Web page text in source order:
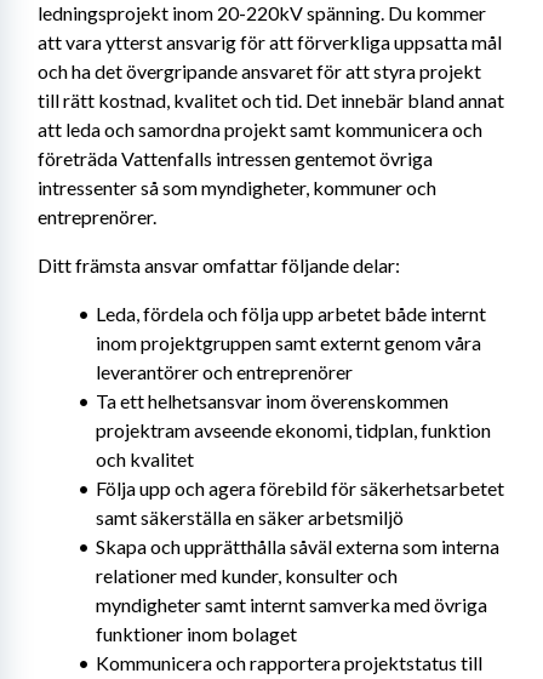
ledningsprojekt inom 20-220kV spänning. Du kommer
att vara ytterst ansvarig för att förverkliga uppsatta mål
och ha det övergripande ansvaret för att styra projekt
till rätt kostnad, kvalitet och tid. Det innebär bland annat
att leda och samordna projekt samt kommunicera och
företräda Vattenfalls intressen gentemot övriga
intressenter så som myndigheter, kommuner och
entreprenörer.
Ditt främsta ansvar omfattar följande delar:
Leda, fördela och följa upp arbetet både internt
inom projektgruppen samt externt genom våra
leverantörer och entreprenörer
Ta ett helhetsansvar inom överenskommen
projektram avseende ekonomi, tidplan, funktion
och kvalitet
Följa upp och agera förebild för säkerhetsarbetet
samt säkerställa en säker arbetsmiljö
Skapa och upprätthålla såväl externa som interna
relationer med kunder, konsulter och
myndigheter samt internt samverka med övriga
funktioner inom bolaget
Kommunicera och rapportera projektstatus till